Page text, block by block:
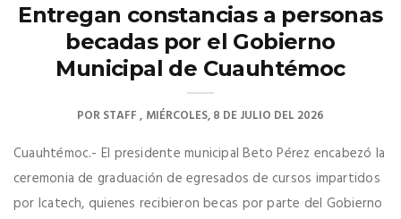
Entregan constancias a personas
becadas por el Gobierno
Municipal de Cuauhtémoc
PORSTAFF MIÉRCOLES, 8 DE JULIO DEL 2026
Cuauhtémoc.- El presidente municipal Beto Pérez encabezó la
ceremonia de graduación de egresados de cursos impartidos
por Icatech, quienes recibieron becas por parte del Gobierno